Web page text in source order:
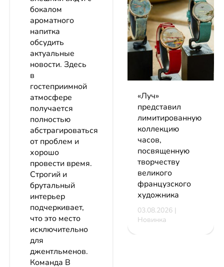
бокалом
ароматного
напитка
обсудить
актуальные
новости. Здесь
в
гостеприимной
атмосфере
получается
полностью
абстрагироваться
от проблем и
хорошо
провести время.
Строгий и
брутальный
интерьер
подчеркивает,
что это место
исключительно
для
джентльменов.
Команда В
«Луч»
представил
лимитированную
коллекцию
часов,
посвященную
творчеству
великого
французского
художника
03.08.2026 |
Новинка